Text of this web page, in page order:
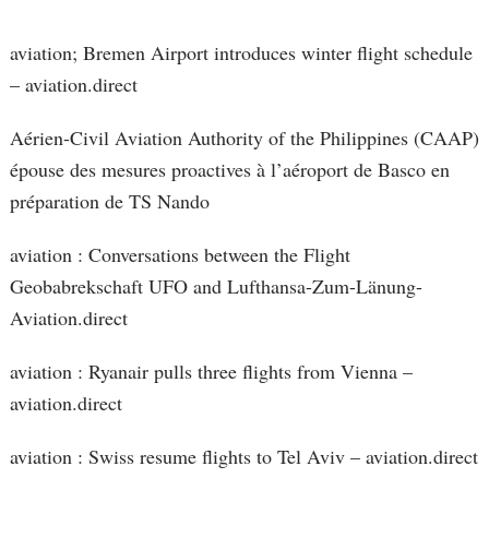
aviation; Bremen Airport introduces winter flight schedule
– aviation.direct
Aérien-Civil Aviation Authority of the Philippines (CAAP)
épouse des mesures proactives à l’aéroport de Basco en
préparation de TS Nando
aviation : Conversations between the Flight
Geobabrekschaft UFO and Lufthansa-Zum-Länung-
Aviation.direct
aviation : Ryanair pulls three flights from Vienna –
aviation.direct
aviation : Swiss resume flights to Tel Aviv – aviation.direct